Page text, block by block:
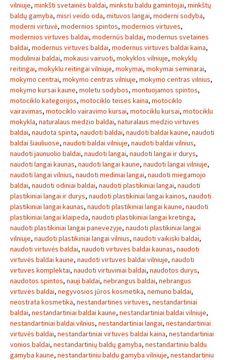
vilniuje, minkšti svetainės baldai, minkstu baldu gamintojai, minkštų
baldų gamyba, misri veido oda, mituvos langai, moderni sodyba,
moderni virtuvė, modernios spintos, modernios virtuves,
modernios virtuves baldai, modernūs baldai, modernus svetaines
baldai, modernus virtuves baldai, modernus virtuves baldai kaina,
moduliniai baldai, mokausi vairuoti, mokyklos vilniuje, mokyklų
reitingai, mokyklu reitingai vilniuje, mokymai, mokymai seminarai,
mokymo centrai, mokymo centras vilniuje, mokymo centras vilnius,
mokymo kursai kaune, moletu sodybos, montuojamos spintos,
motociklo kategorijos, motociklo teises kaina, motociklo
vairavimas, motociklo vairavimo kursai, motociklu kursai, motociklu
mokykla, naturalaus medzio baldai, naturalaus medzio virtuves
baldai, naudota spinta, naudoti baldai, naudoti baldai kaune, naudoti
baldai šiauliuose, naudoti baldai vilniuje, naudoti baldai vilnius,
naudoti jaunuolio baldai, naudoti langai, naudoti langai ir durys,
naudoti langai kaunas, naudoti langai kaune, naudoti langai vilniuje,
naudoti langai vilnius, naudoti mediniai langai, naudoti miegamojo
baldai, naudoti odiniai baldai, naudoti plastikiniai langai, naudoti
plastikiniai langai ir durys, naudoti plastikiniai langai kainos, naudoti
plastikiniai langai kaunas, naudoti plastikiniai langai kaune, naudoti
plastikiniai langai klaipeda, naudoti plastikiniai langai kretinga,
naudoti plastikiniai langai panevezyje, naudoti plastikiniai langai
vilniuje, naudoti plastikiniai langai vilnius, naudoti vaikiski baldai,
naudoti virtuvės baldai, naudoti virtuves baldai kaunas, naudoti
virtuvės baldai kaune, naudoti virtuves baldai vilniuje, naudoti
virtuves komplektai, naudoti virtuviniai baldai, naudotos durys,
naudotos spintos, nauji baldai, nebrangus baldai, nebrangus
virtuves baldai, negyvosios jūros kosmetika, nemuno baldai,
neostrata kosmetika, nestandartines virtuves, nestandartiniai
baldai, nestandartiniai baldai kaune, nestandartiniai baldai vilniuje,
nestandartiniai baldai vilnius, nestandartiniai langai, nestandartiniai
virtuvės baldai, nestandartiniai virtuves baldai kaina, nestandartiniai
vonios baldai, nestandartinių baldų gamyba, nestandartiniu baldu
gamyba kaune, nestandartiniu baldu gamyba vilniuje, nestandartiniu